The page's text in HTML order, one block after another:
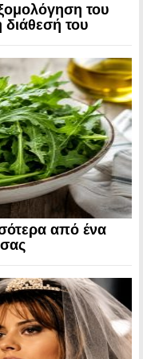
του
του
από ένα